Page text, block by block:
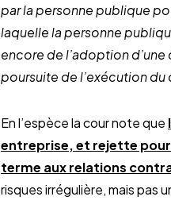
par la personne publique
laquelle la personne
encore de l’adoption
poursuite de l’exécution
En l’espèce la cour note que
entreprise, et rejette
terme aux relations
risques irrégulière, mais pas